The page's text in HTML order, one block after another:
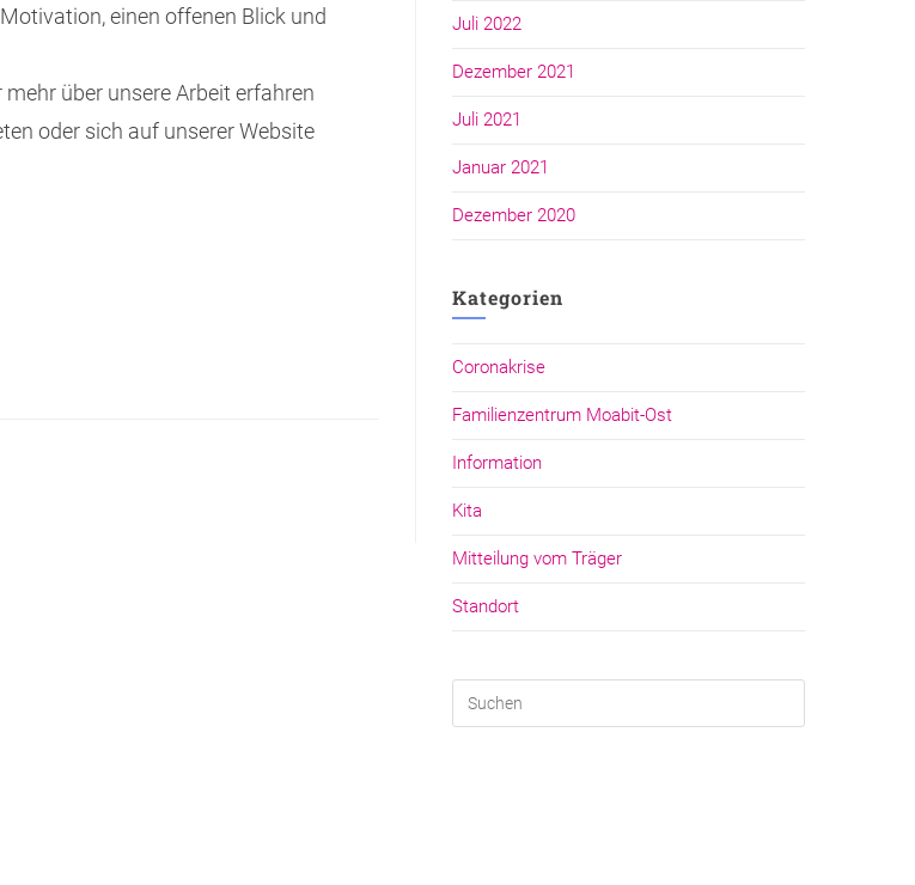
einen offenen Blick und
über unsere Arbeit erfahren
oder sich auf unserer Website
Juli 2022
Dezember 2021
Juli 2021
Januar 2021
Dezember 2020
Kategorien
Coronakrise
Familienzentrum Moabit-Ost
Information
Kita
Mitteilung vom Träger
Standort